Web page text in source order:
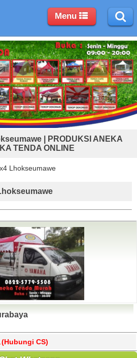
| PRODUKSI ANEKA
TENDA ONLINE
Lhokseumawe
(Hubungi CS)
Menu